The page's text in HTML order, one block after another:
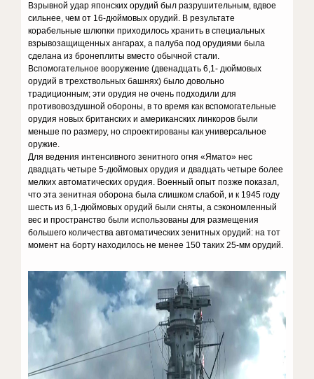
Взрывной удар японских орудий был разрушительным, вдвое
сильнее, чем от 16-дюймовых орудий. В результате
корабельные шлюпки приходилось хранить в специальных
взрывозащищенных ангарах, а палуба под орудиями была
сделана из бронеплиты вместо обычной стали.
Вспомогательное вооружение (двенадцать 6,1- дюймовых
орудий в трехствольных башнях) было довольно
традиционным; эти орудия не очень подходили для
противовоздушной обороны, в то время как вспомогательные
орудия новых британских и американских линкоров были
меньше по размеру, но спроектированы как универсальное
оружие.
Для ведения интенсивного зенитного огня «Ямато» нес
двадцать четыре 5-дюймовых орудия и двадцать четыре более
мелких автоматических орудия. Военный опыт позже показал,
что эта зенитная оборона была слишком слабой, и к 1945 году
шесть из 6,1-дюймовых орудий были сняты, а сэкономленный
вес и пространство были использованы для размещения
большего количества автоматических зенитных орудий: на тот
момент на борту находилось не менее 150 таких 25-мм орудий.